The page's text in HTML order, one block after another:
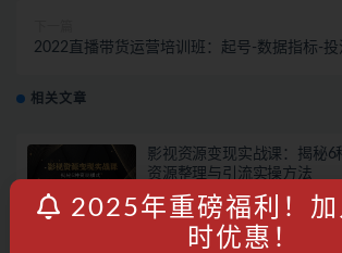
2022直播带货运营培训班：起号-数据指标-投
相关文章
影视资源变现实战课：揭秘6
资源整理与引流实操方法
国内项目 2年前 350
2025年重磅福利！
时优惠！